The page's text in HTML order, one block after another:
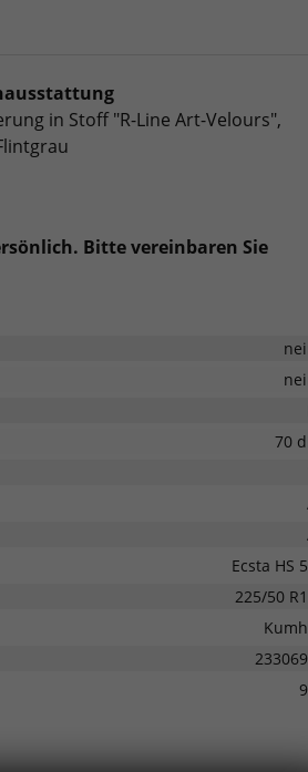
in Stoff "R-Line Art-Velours",
Bitte vereinbaren Sie
70
Ecsta HS
225/50